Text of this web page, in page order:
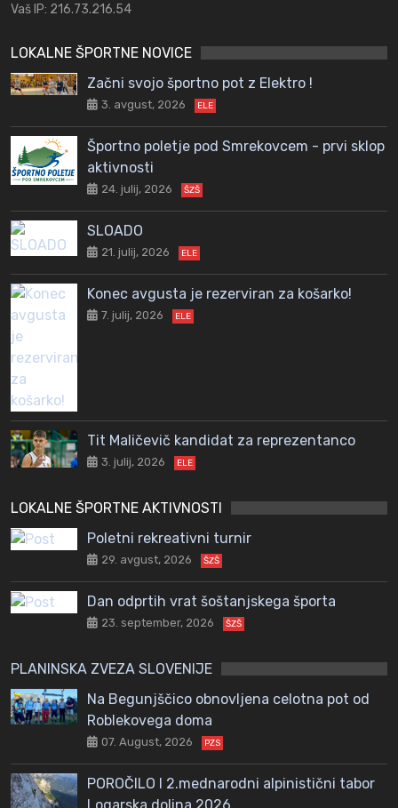
Vaš IP: 216.73.216.54
LOKALNE ŠPORTNE NOVICE
Začni svojo športno pot z Elektro !
3. avgust, 2026 ELE
Športno poletje pod Smrekovcem - prvi sklop
aktivnosti
24. julij, 2026 ŠZŠ
SLOADO
21. julij, 2026 ELE
Konec avgusta je rezerviran za košarko!
7. julij, 2026 ELE
Tit Maličevič kandidat za reprezentanco
3. julij, 2026 ELE
LOKALNE ŠPORTNE AKTIVNOSTI
Poletni rekreativni turnir
29. avgust, 2026 ŠZŠ
Dan odprtih vrat šoštanjskega športa
23. september, 2026 ŠZŠ
PLANINSKA ZVEZA SLOVENIJE
Na Begunjščico obnovljena celotna pot od
Roblekovega doma
07. August, 2026 PZS
POROČILO I 2.mednarodni alpinistični tabor